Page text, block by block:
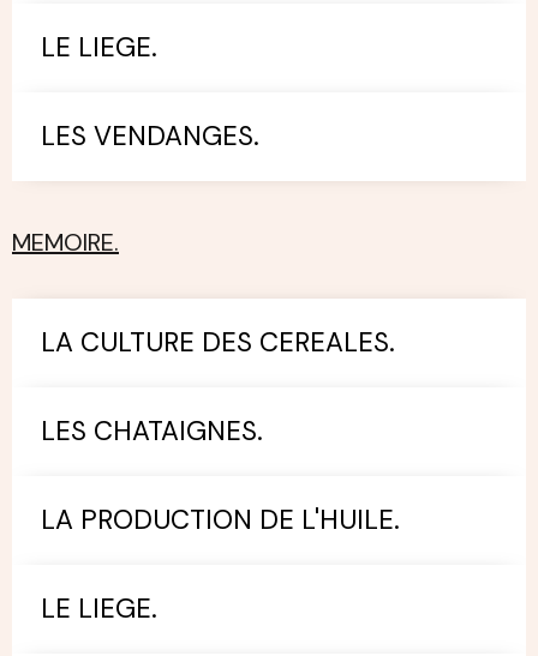
LE LIEGE.
LES VENDANGES.
MEMOIRE.
LA CULTURE DES CEREALES.
LES CHATAIGNES.
LA PRODUCTION DE L'HUILE.
LE LIEGE.